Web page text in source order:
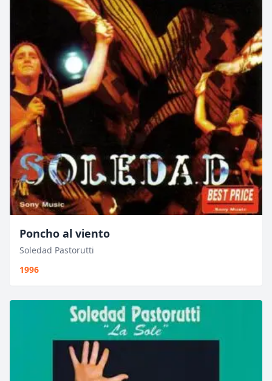
Poncho al viento
Soledad Pastorutti
1996